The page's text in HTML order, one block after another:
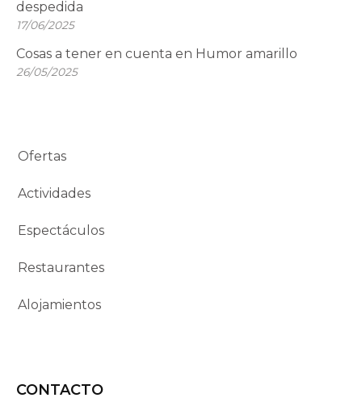
despedida
17/06/2025
Cosas a tener en cuenta en Humor amarillo
26/05/2025
Ofertas
Actividades
Espectáculos
Restaurantes
Alojamientos
CONTACTO